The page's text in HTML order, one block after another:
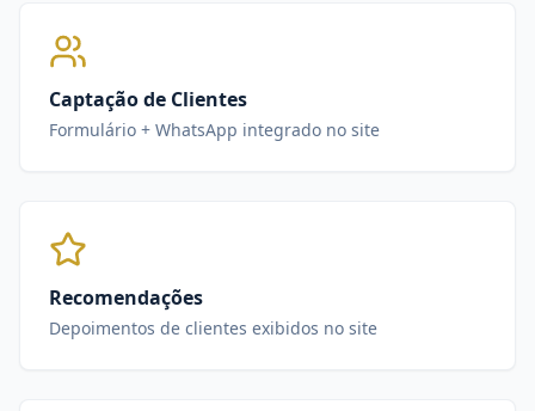
Captação de Clientes
Formulário + WhatsApp integrado no site
Recomendações
Depoimentos de clientes exibidos no site